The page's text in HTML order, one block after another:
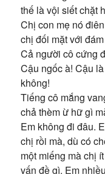
thế là vội siết chặt
Chị con mẹ nó
chị đối mặt với
Cả người cô cứng
Cậu ngốc à! Cậu
không!
Tiếng cô mắng
chả thèm ừ hữ gì
Em không đi đâu.
chị rồi mà, dù có
một miếng mà chị
vấn đề gì. Em